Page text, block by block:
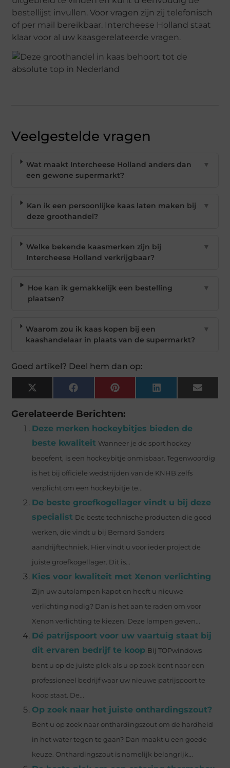
bestellijst invullen. Voor vragen zijn zij telefonisch
of per mail bereikbaar. Intercheese Holland staat
klaar voor al uw kaasgerelateerde vragen.
Veelgestelde vragen
Wat maakt Intercheese Holland anders dan
een gewone supermarkt?
▼
Kan ik een persoonlijke kaas laten maken bij
deze groothandel?
▼
Welke bekende kaasmerken zijn bij
Intercheese Holland verkrijgbaar?
▼
Hoe kan ik gemakkelijk een bestelling
plaatsen?
▼
Waarom zou ik kaas kopen bij een
kaashandelaar in plaats van de supermarkt?
▼
Goed artikel? Deel hem dan op:
X
(Twitter)
Facebook Pinterest LinkedIn Email
Gerelateerde Berichten:
Deze merken hockeybitjes bieden de
beste kwaliteit Wanneer je de sport hockey
beoefent, is een hockeybitje onmisbaar. Tegenwoordig
is het bij officiële wedstrijden van de KNHB zelfs
verplicht om een hockeybitje te...
De beste groefkogellager vindt u bij deze
specialist De beste technische producten die goed
werken, die vindt u bij Bernard Sanders
aandrijftechniek. Hier vindt u voor ieder project de
juiste groefkogellager. Dit is...
Kies voor kwaliteit met Xenon verlichting
Zijn uw autolampen kapot en heeft u nieuwe
verlichting nodig? Dan is het aan te raden om voor
Xenon verlichting te kiezen. Deze lampen geven...
Dé patrijspoort voor uw vaartuig staat bij
dit ervaren bedrijf te koop Bij TOPwindows
bent u op de juiste plek als u op zoek bent naar een
professioneel bedrijf waar uw nieuwe patrijspoort te
koop staat. De...
Op zoek naar het juiste onthardingszout?
Bent u op zoek naar onthardingszout om de hardheid
in het water tegen te gaan? Dan maakt u een goede
keuze. Onthardingszout is namelijk belangrijk...